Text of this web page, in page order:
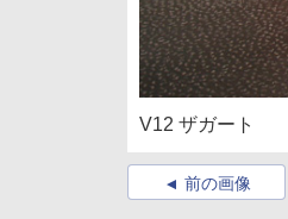
V12 ザガート
前の画像